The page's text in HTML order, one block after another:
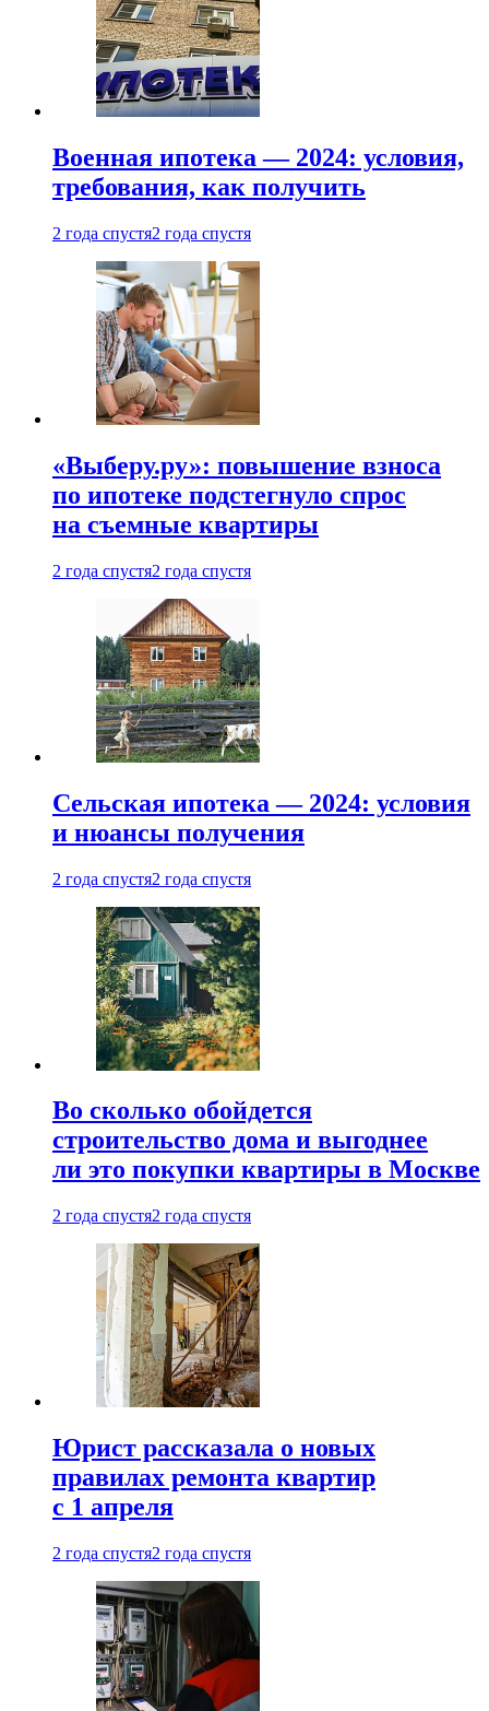
Военная ипотека — 2024: условия,
требования, как получить
2 года спустя2 года спустя
«Выберу.ру»: повышение взноса
по ипотеке подстегнуло спрос
на съемные квартиры
2 года спустя2 года спустя
Сельская ипотека — 2024: условия
и нюансы получения
2 года спустя2 года спустя
Во сколько обойдется
строительство дома и выгоднее
ли это покупки квартиры в Москве
2 года спустя2 года спустя
Юрист рассказала о новых
правилах ремонта квартир
с 1 апреля
2 года спустя2 года спустя